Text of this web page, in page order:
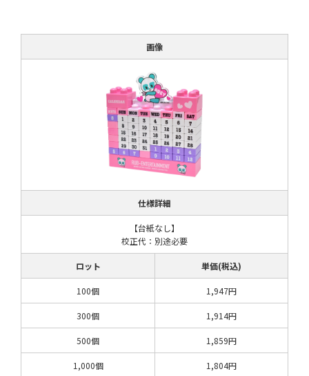
画像
仕様詳細
【台紙なし】
校正代：別途必要
ロット 単価(税込)
100個 1,947円
300個 1,914円
500個 1,859円
1,000個 1,804円